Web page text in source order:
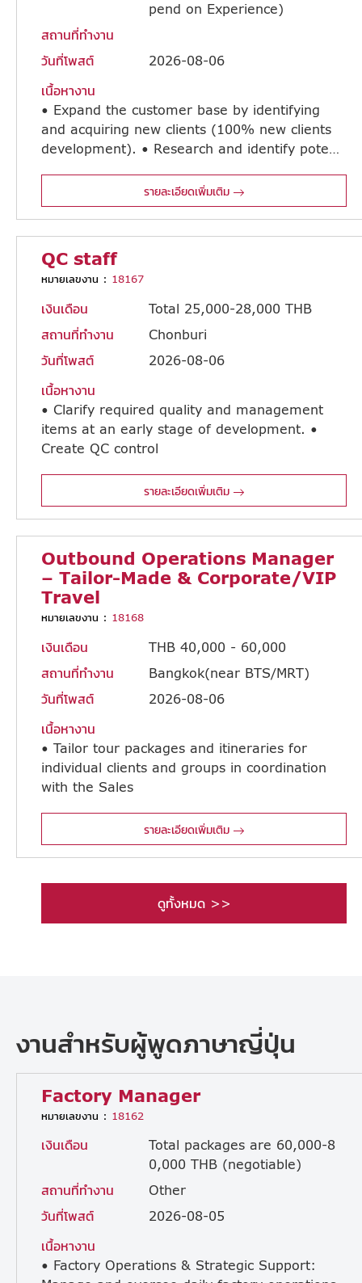
pend on Experience)
สถานที่ทำงาน
วันที่โพสต์
2026-08-06
เนื้อหางาน
• Expand the customer base by identifying
and acquiring new clients (100% new clients
development). • Research and identify potential Chinese investors and develop them into new customers. • Promote and sell the department's mandatory products. • Prepare quotations and visit reports, and analyze market trends and business opportunities. • Negotiate with customers and suppliers on pricing, delivery schedules, product quality, and other commercial matters. • Process customer purchase orders (POs) and supplier purchase orders, and coordinate deliveries and payment processes.
รายละเอียดเพิ่มเติม
QC staff
หมายเลขงาน : 18167
เงินเดือน
Total 25,000-28,000 THB
สถานที่ทำงาน
Chonburi
วันที่โพสต์
2026-08-06
เนื้อหางาน
• Clarify required quality and management
items at an early stage of development. •
Create QC control
รายละเอียดเพิ่มเติม
Outbound Operations Manager
– Tailor-Made & Corporate/VIP
Travel
หมายเลขงาน : 18168
เงินเดือน
THB 40,000 - 60,000
สถานที่ทำงาน
Bangkok(near BTS/MRT)
วันที่โพสต์
2026-08-06
เนื้อหางาน
• Tailor tour packages and itineraries for
individual clients and groups in coordination
with the Sales
รายละเอียดเพิ่มเติม
ดูทั้งหมด >>
งานสำหรับผู้พูดภาษาญี่ปุ่น
Factory Manager
หมายเลขงาน : 18162
เงินเดือน
Total packages are 60,000-8
0,000 THB (negotiable)
สถานที่ทำงาน
Other
วันที่โพสต์
2026-08-05
เนื้อหางาน
• Factory Operations & Strategic Support: